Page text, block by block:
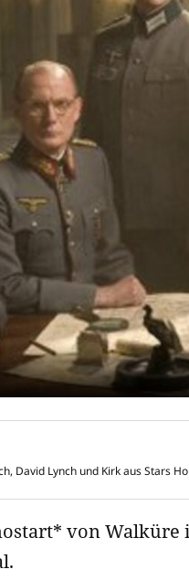
David Lynch und Kirk aus Stars
von Walküre